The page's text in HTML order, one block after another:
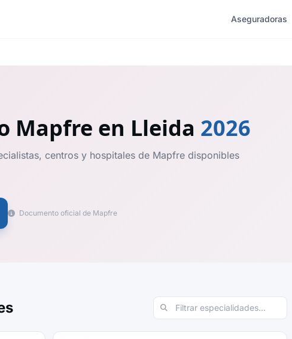
Aseguradoras
Mapfre en Lleida 2026
centros y hospitales de Mapfre disponibles
Documento oficial de Mapfre